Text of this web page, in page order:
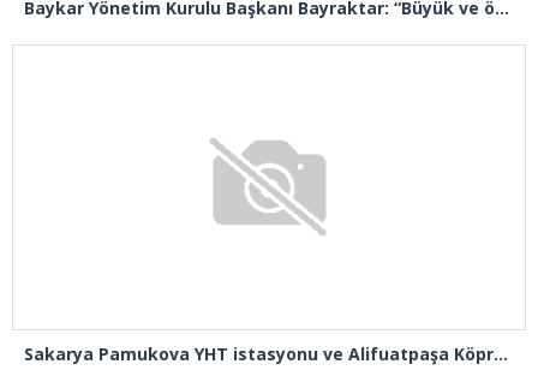
Sakarya Pamukova YHT istasyonu ve Alifuatpaşa Köprülü Kavşağı açılışı gerçekleşti